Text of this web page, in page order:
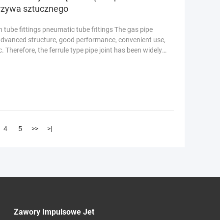
sztucznego
tube fittings pneumatic tube fittings The gas pipe
structure, good performance, convenient use,
Therefore, the ferrule type pipe joint has been widely
4 5 >> >|
Zawory Impulsowe Jet